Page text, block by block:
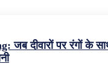
जब दीवारों पर रंगों के